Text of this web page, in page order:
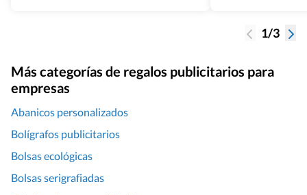
1/3
Más categorías de regalos publicitarios para
empresas
Abanicos personalizados
Bolígrafos publicitarios
Bolsas ecológicas
Bolsas serigrafiadas